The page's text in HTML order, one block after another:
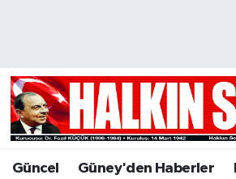
Güncel Güney'den Haberler
Hava Durumu
Trafik Durumu